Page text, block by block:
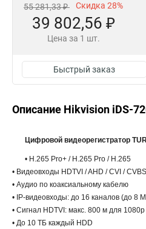
55 281,33 ₽ Скидка 28%
39 802,56 ₽
Цена за 1 шт.
Быстрый заказ
Описание Hikvision iDS-
Цифровой видеорегистратор
• H.265 Pro+ / H.265 Pro / H.265
• Видеовходы HDTVI / AHD / CVI /
• Аудио по коаксиальному кабелю
• IP-видеовходы: до 16 каналов (до 8
• Сигнал HDTVI: макс. 800 м для
• До 10 TБ каждый HDD